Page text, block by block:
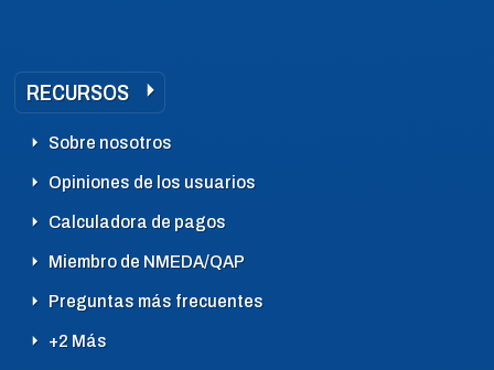
RECURSOS
Sobre nosotros
Opiniones de los usuarios
Calculadora de pagos
Miembro de NMEDA/QAP
Preguntas más frecuentes
+2 Más